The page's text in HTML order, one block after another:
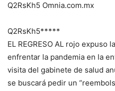
Q2RsKh5 Omnia.com.mx
Q2RsKh5*****
EL REGRESO AL rojo expuso
enfrentar la pandemia en la
visita del gabinete de salud
se buscará pedir un